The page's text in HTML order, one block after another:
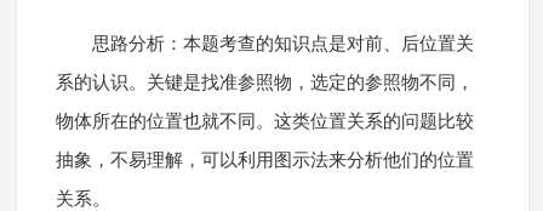
思路分析：本题考查的知识点是对前、后位置关
系的认识。关键是找准参照物，选定的参照物不同，
物体所在的位置也就不同。这类位置关系的问题比较
抽象，不易理解，可以利用图示法来分析他们的位置
关系。